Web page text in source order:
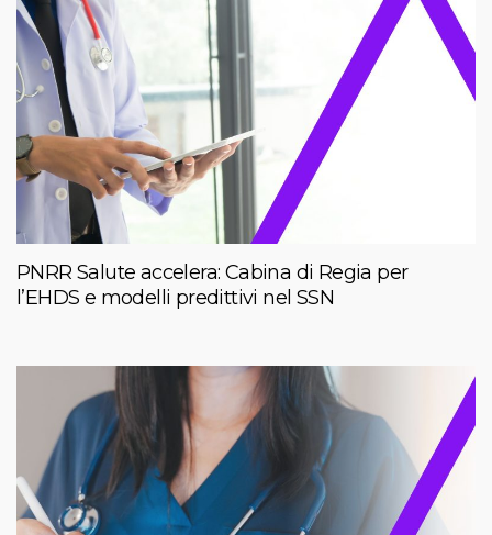
PNRR Salute accelera: Cabina di Regia per
l’EHDS e modelli predittivi nel SSN